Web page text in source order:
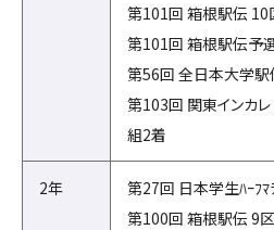
第101回 箱根駅伝
第101回 箱根駅伝予
第56回 全日本大学
第103回 関東インカ
組2着
2年 第27回 日本学生ﾊｰﾌ
第100回 箱根駅伝 9